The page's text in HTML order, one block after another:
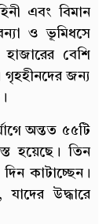
এবং বিমান
ও ভূমিধসে
বেশি
গৃহহীনদের জন্য
অন্তত ৫৫টি
হয়েছে। তিন
কাটাচ্ছেন।
উদ্ধারে